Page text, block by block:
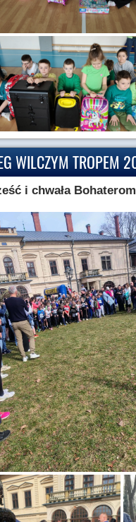
WILCZYM TROPEM
i chwała